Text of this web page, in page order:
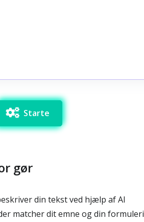
Starte
gør
din tekst ved hjælp af AI
matcher dit emne og din